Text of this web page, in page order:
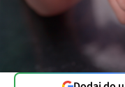
Dodaj do